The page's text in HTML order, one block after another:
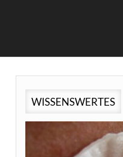
WISSENSWERTES